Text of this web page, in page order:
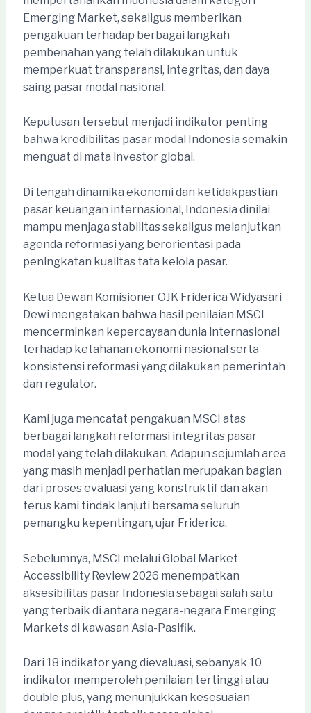
Emerging Market, sekaligus memberikan
pengakuan terhadap berbagai langkah
pembenahan yang telah dilakukan untuk
memperkuat transparansi, integritas, dan daya
saing pasar modal nasional.
Keputusan tersebut menjadi indikator penting
bahwa kredibilitas pasar modal Indonesia semakin
menguat di mata investor global.
Di tengah dinamika ekonomi dan ketidakpastian
pasar keuangan internasional, Indonesia dinilai
mampu menjaga stabilitas sekaligus melanjutkan
agenda reformasi yang berorientasi pada
peningkatan kualitas tata kelola pasar.
Ketua Dewan Komisioner OJK Friderica Widyasari
Dewi mengatakan bahwa hasil penilaian MSCI
mencerminkan kepercayaan dunia internasional
terhadap ketahanan ekonomi nasional serta
konsistensi reformasi yang dilakukan pemerintah
dan regulator.
Kami juga mencatat pengakuan MSCI atas
berbagai langkah reformasi integritas pasar
modal yang telah dilakukan. Adapun sejumlah area
yang masih menjadi perhatian merupakan bagian
dari proses evaluasi yang konstruktif dan akan
terus kami tindak lanjuti bersama seluruh
pemangku kepentingan, ujar Friderica.
Sebelumnya, MSCI melalui Global Market
Accessibility Review 2026 menempatkan
aksesibilitas pasar Indonesia sebagai salah satu
yang terbaik di antara negara-negara Emerging
Markets di kawasan Asia-Pasifik.
Dari 18 indikator yang dievaluasi, sebanyak 10
indikator memperoleh penilaian tertinggi atau
double plus, yang menunjukkan kesesuaian